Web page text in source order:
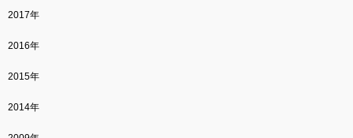
2017年
2016年
2015年
2014年